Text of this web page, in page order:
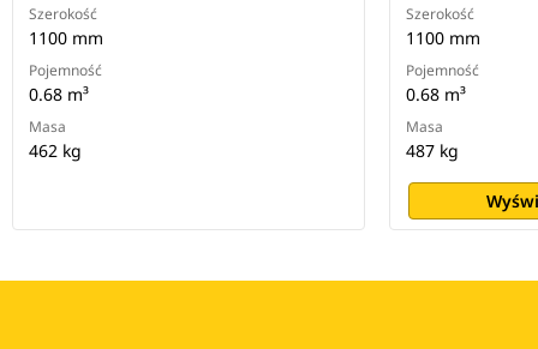
Szerokość
1100 mm
Pojemność
0.68 m³
Masa
462 kg
Szerokość
1100 mm
Pojemność
0.68 m³
Masa
487 kg